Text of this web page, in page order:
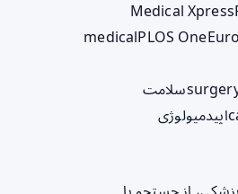
Medical Xpress
medicalPLOS One
سلامت
اپیدمیولوژی